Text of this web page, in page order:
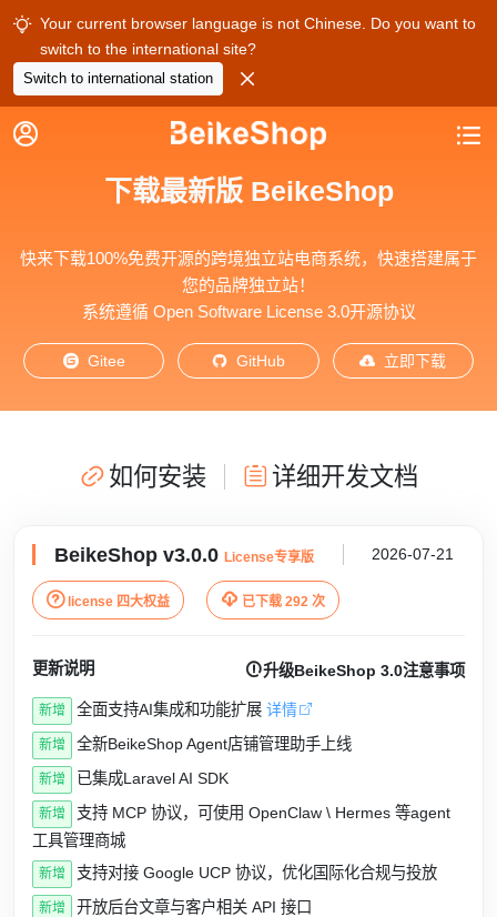
 Your current browser language is not Chinese. Do you want to
switch to the international site?
Switch to international station 
 
下载最新版 BeikeShop
快来下载100%免费开源的跨境独立站电商系统，快速搭建属于
您的品牌独立站！
系统遵循 Open Software License 3.0开源协议
 Gitee  GitHub  立即下载
如何安装 详细开发文档
BeikeShop v3.0.0 License专享版 2026-07-21
license 四大权益  已下载 292 次
更新说明 升级BeikeShop 3.0注意事项
新增 全面支持AI集成和功能扩展 详情
新增 全新BeikeShop Agent店铺管理助手上线
新增 已集成Laravel AI SDK
新增
支持 MCP 协议，可使用 OpenClaw \ Hermes 等agent
工具管理商城
新增 支持对接 Google UCP 协议，优化国际化合规与投放
新增 开放后台文章与客户相关 API 接口